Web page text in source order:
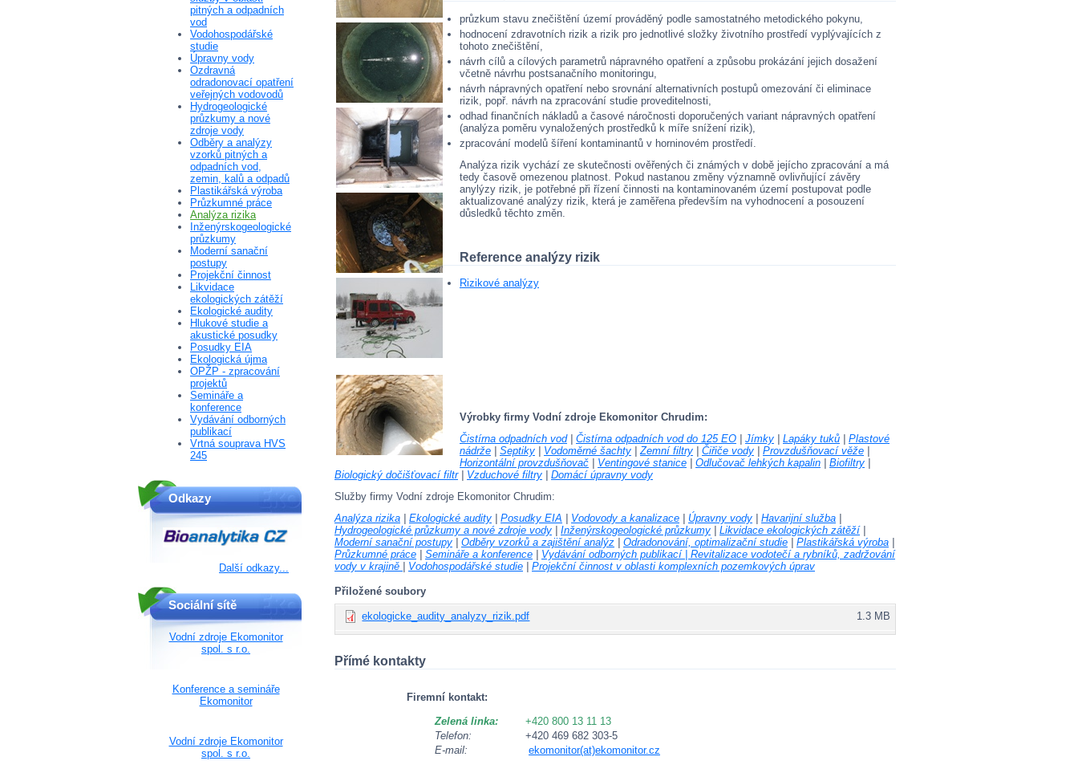
průzkum stavu znečištění území prováděný podle samostatného metodického pokynu,
hodnocení zdravotních rizik a rizik pro jednotlivé složky životního prostředí vyplývajících z
tohoto znečištění,
návrh cílů a cílových parametrů nápravného opatření a způsobu prokázání jejich dosažení
včetně návrhu postsanačního monitoringu,
návrh nápravných opatření nebo srovnání alternativních postupů omezování či eliminace
rizik, popř. návrh na zpracování studie proveditelnosti,
odhad finančních nákladů a časové náročnosti doporučených variant nápravných opatření
(analýza poměru vynaložených prostředků k míře snížení rizik),
zpracování modelů šíření kontaminantů v horninovém prostředí.
Analýza rizik vychází ze skutečnosti ověřených či známých v době jejícho zpracování a má
tedy časově omezenou platnost. Pokud nastanou změny významně ovlivňující závěry
anylýzy rizik, je potřebné při řízení činnosti na kontaminovaném území postupovat podle
aktualizované analýzy rizik, která je zaměřena především na vyhodnocení a posouzení
důsledků těchto změn.
Reference analýzy rizik
Rizikové analýzy
Výrobky firmy Vodní zdroje Ekomonitor Chrudim:
Čistírna odpadních vod| Čistírna odpadních vod do 125 EO | Jímky | Lapáky tuků | Plastové
nádrže | Septiky | Vodoměrné šachty | Zemní filtry | Čiřiče vody | Provzdušňovací věže |
Horizontální provzdušňovač | Ventingové stanice | Odlučovač lehkých kapalin | Biofiltry |
Biologický dočišťovací filtr| Vzduchové filtry | Domácí úpravny vody
Služby firmy Vodní zdroje Ekomonitor Chrudim:
Analýza rizika | Ekologické audity | Posudky EIA | Vodovody a kanalizace | Úpravny vody | Havarijní služba |
Hydrogeologické průzkumy a nové zdroje vody | Inženýrskogeologické průzkumy | Likvidace ekologických zátěží|
Moderní sanační postupy | Odběry vzorků a zajištění analýz | Odradonování, optimalizační studie | Plastikářská výroba |
Průzkumné práce | Semináře a konference | Vydávání odborných publikací | Revitalizace vodotečí a rybníků, zadržování
vody v krajině | Vodohospodářské studie | Projekční činnost v oblasti komplexních pozemkových úprav
Přiložené soubory
ekologicke_audity_analyzy_rizik.pdf 1.3 MB
Přímé kontakty
Firemní kontakt:
Zelená linka:
+420 800 13 11 13
Telefon:
+420 469 682 303-5
E-mail:
ekomonitor(at)ekomonitor.cz
pitných a odpadních
vod
Vodohospodářské
studie
Úpravny vody
Ozdravná
odradonovací opatření
veřejných vodovodů
Hydrogeologické
průzkumy a nové
zdroje vody
Odběry a analýzy
vzorků pitných a
odpadních vod,
zemin, kalů a odpadů
Plastikářská výroba
Průzkumné práce
Analýza rizika
Inženýrskogeologické
průzkumy
Moderní sanační
postupy
Projekční činnost
Likvidace
ekologických zátěží
Ekologické audity
Hlukové studie a
akustické posudky
Posudky EIA
Ekologická újma
OPŽP - zpracování
projektů
Semináře a
konference
Vydávání odborných
publikací
Vrtná souprava HVS
245
Odkazy
Další odkazy...
Sociální sítě
Vodní zdroje Ekomonitor
spol. s r.o.
Konference a semináře
Ekomonitor
Vodní zdroje Ekomonitor
spol. s r.o.